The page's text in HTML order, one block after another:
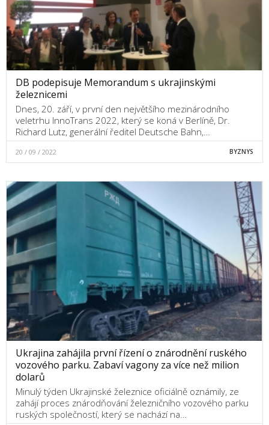
DB podepisuje Memorandum s ukrajinskými
železnicemi
Dnes, 20. září, v první den největšího mezinárodního
veletrhu InnoTrans 2022, který se koná v Berlíně, Dr.
Richard Lutz, generální ředitel Deutsche Bahn,…
20 / 09 / 2022 BYZNYS
Ukrajina zahájila první řízení o znárodnění ruského
vozového parku. Zabaví vagony za více než milion
dolarů
Minulý týden Ukrajinské železnice oficiálně oznámily, ze
zahájí proces znárodňování železničního vozového parku
ruských společností, který se nachází na…